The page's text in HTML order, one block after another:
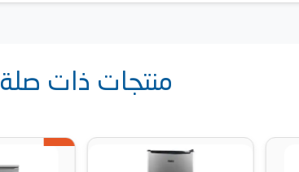
منتجات ذات صلة